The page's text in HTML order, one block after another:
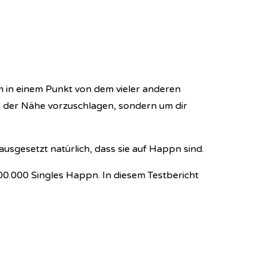
einem Punkt von dem vieler anderen
Nähe vorzuschlagen, sondern um dir
natürlich, dass sie auf Happn sind.
Singles Happn. In diesem Testbericht